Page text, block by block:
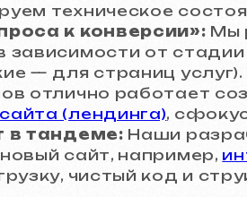
техническое
к конверсии»: Мы
зависимости от
— для страниц
отлично работает
(лендинга),
в тандеме: Наши
сайт, например,
чистый код и